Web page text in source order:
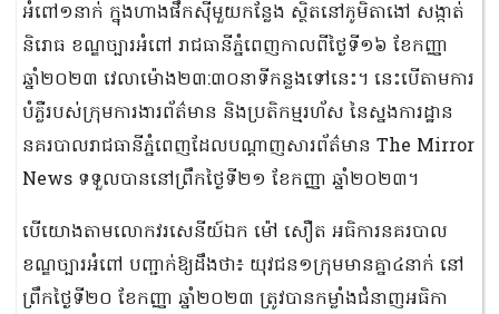
អំពៅ១នាក់ ក្នុងហាងផឹកស៊ីមួយកន្លែង ស្ថិតនៅភូមិតាងៅ សង្កាត់
និរោធ ខណ្ឌច្បារអំពៅ រាជធានីភ្នំពេញកាលពីថ្ងៃទី១៦ ខែកញ្ញា
ឆ្នាំ២០២៣ វេលាម៉ោង២៣:៣០នាទីកន្លងទៅនេះ។ នេះបើតាមការ
បំភ្លឺរបស់ក្រុមការងារព័ត៌មាន និងប្រតិកម្មរហ័ស នៃស្នងការដ្ឋាន
នគរបាលរាជធានីភ្នំពេញដែលបណ្ដាញសារព័ត៌មាន The Mirror
News ទទួលបាននៅព្រឹកថ្ងៃទី២១ ខែកញ្ញា ឆ្នាំ២០២៣។
បើយោងតាមលោកវរសេនីយ៍ឯក ម៉ៅ សឿត អធិការនគរបាល
ខណ្ឌច្បារអំពៅ បញ្ជាក់ឱ្យដឹងថា៖ យុវជន១ក្រុមមានគ្នា៤នាក់ នៅ
ព្រឹកថ្ងៃទី២០ ខែកញ្ញា ឆ្នាំ២០២៣ ត្រូវបានកម្លាំងជំនាញអធិកា